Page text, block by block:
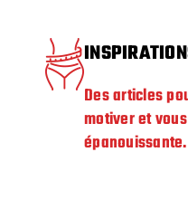
Des articles
motiver et
épanouissante.